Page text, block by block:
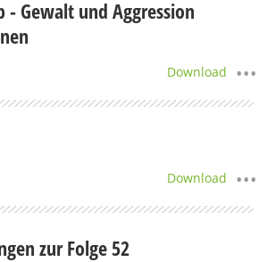
Gewalt und Aggression
Download
Download
zur Folge 52